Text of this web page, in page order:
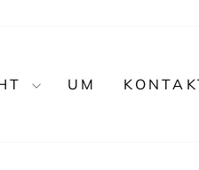
UM